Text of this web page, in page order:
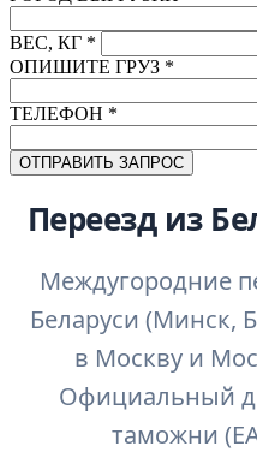
ВЕС, КГ *
ОПИШИТЕ ГРУЗ *
ТЕЛЕФОН *
Переезд из
Междугородние
Беларуси (Минск,
в Москву и
Официальный
таможни